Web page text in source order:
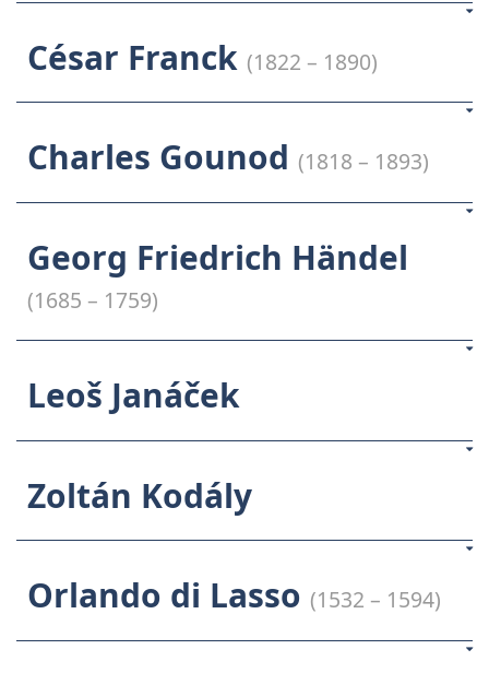
César Franck (1822 – 1890)
Charles Gounod (1818 – 1893)
Georg Friedrich Händel
(1685 – 1759)
Leoš Janáček
Zoltán Kodály
Orlando di Lasso (1532 – 1594)